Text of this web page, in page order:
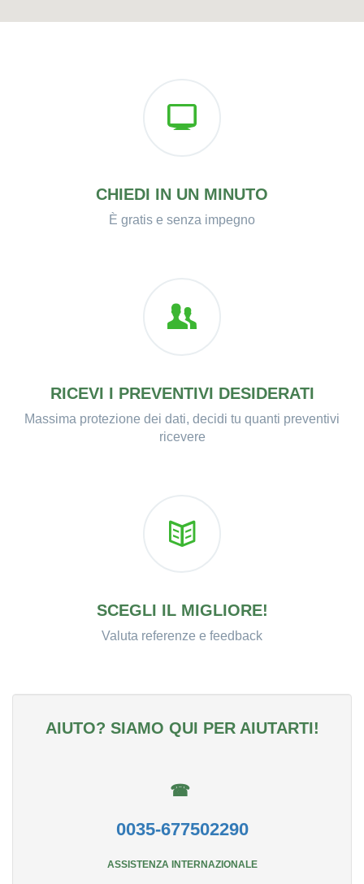
CHIEDI IN UN MINUTO
È gratis e senza impegno
RICEVI I PREVENTIVI DESIDERATI
Massima protezione dei dati, decidi tu quanti preventivi
ricevere
SCEGLI IL MIGLIORE!
Valuta referenze e feedback
AIUTO? SIAMO QUI PER AIUTARTI!
☎
0035-677502290
ASSISTENZA INTERNAZIONALE